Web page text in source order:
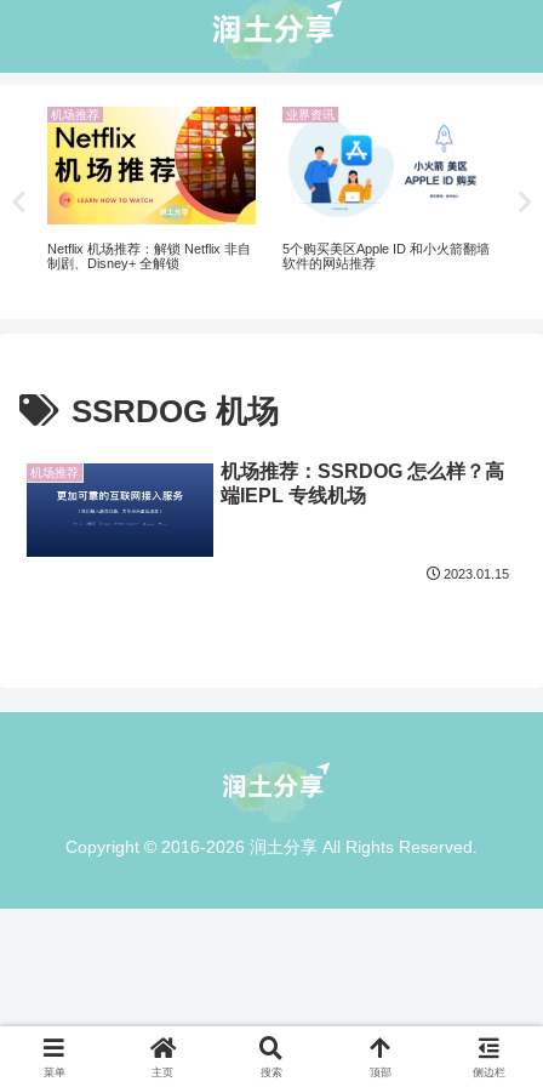
机场推荐
Netflix 机场推荐：解锁 Netflix 非自
制剧、Disney+ 全解锁
业界资讯
5个购买美区Apple ID 和小火箭翻墙
软件的网站推荐
SSRDOG 机场
机场推荐
机场推荐：SSRDOG 怎么样？高
端IEPL 专线机场
2023.01.15
Copyright © 2016-2026 润土分享 All Rights Reserved.
菜单 主页 搜索 顶部 侧边栏